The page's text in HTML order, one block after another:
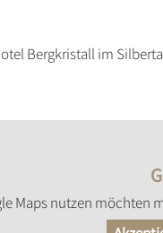
Bergkristall im
Maps nutzen möchten